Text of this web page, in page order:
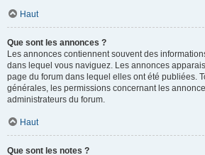
Haut
Que sont les annonces ?
Les annonces contiennent souvent des
dans lequel vous naviguez. Les annonces
page du forum dans lequel elles ont été publiées.
générales, les permissions concernant les
administrateurs du forum.
Haut
Que sont les notes ?